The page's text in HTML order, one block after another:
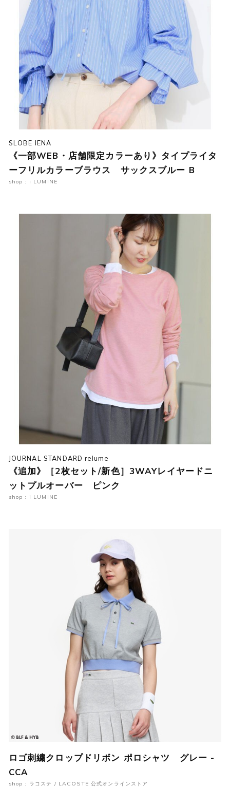
SLOBE IENA
《一部WEB・店舗限定カラーあり》タイプライタ
ーフリルカラーブラウス サックスブルー B
shop : i LUMINE
JOURNAL STANDARD relume
《追加》［2枚セット/新色］3WAYレイヤードニ
ットプルオーバー ピンク
shop : i LUMINE
ロゴ刺繍クロップドリボン ポロシャツ グレー -
CCA
shop : ラコステ / LACOSTE 公式オンラインストア